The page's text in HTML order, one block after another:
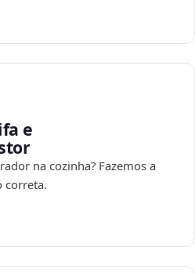
e
na cozinha? Fazemos a
correta.